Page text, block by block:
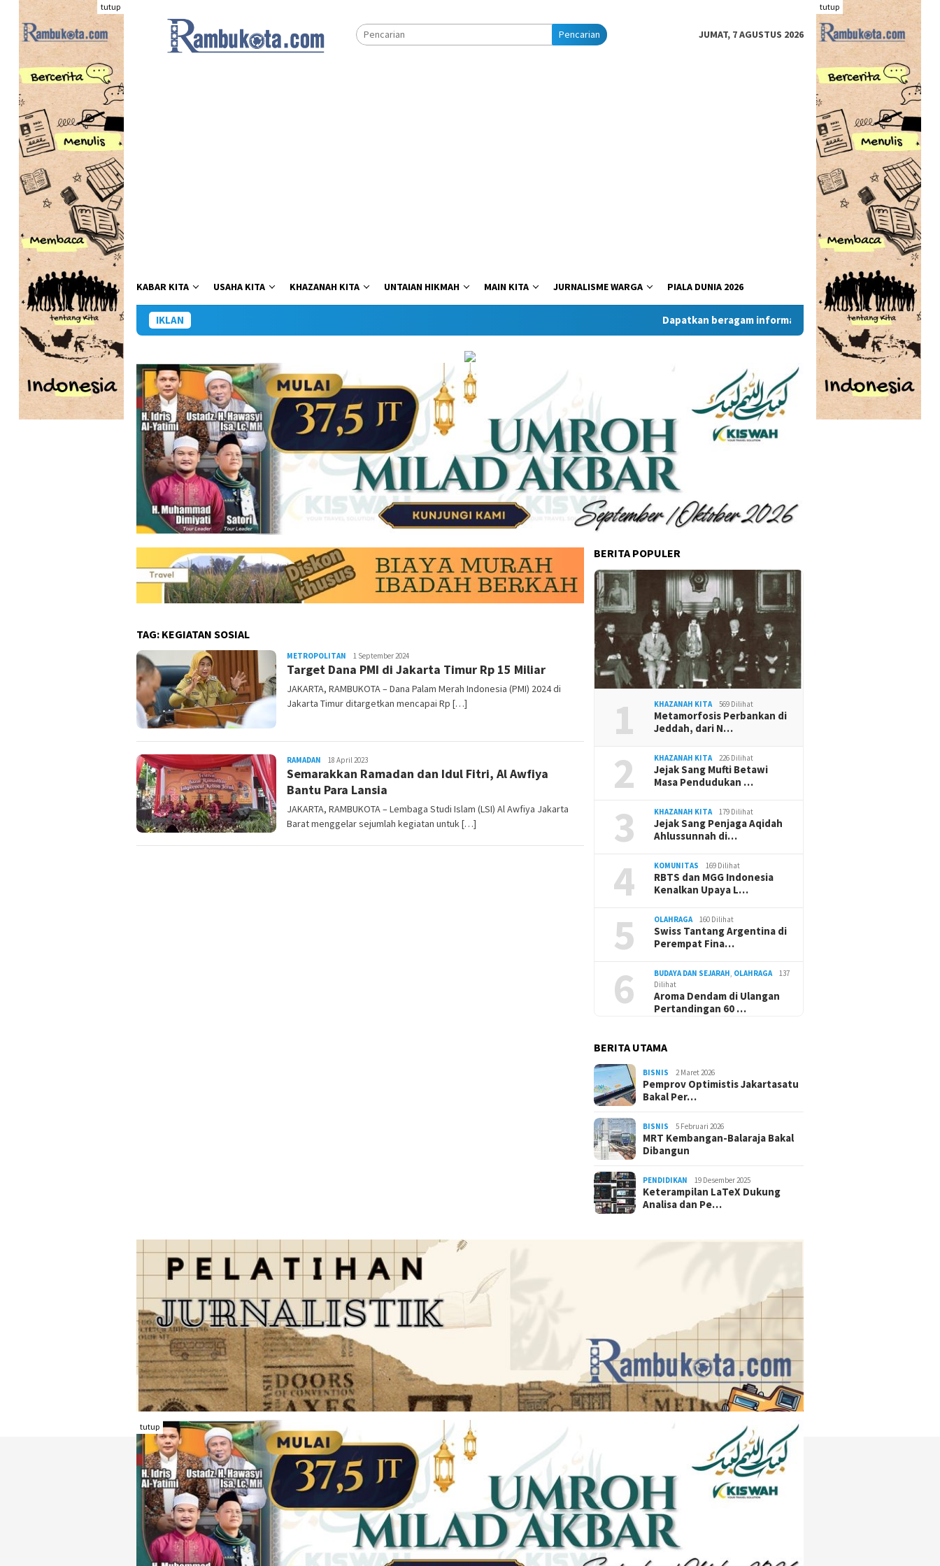
Loncat
konten
tutup tutup
Pencarian JUMAT, 7 AGUSTUS 2026
KABAR KITA USAHA KITA KHAZANAH KITA UNTAIAN HIKMAH MAIN KITA JURNALISME WARGA PIALA DUNIA 2026
IKLAN Dapatkan beragam informasi dan berita menarik dari situs
TAG: KEGIATAN SOSIAL
METROPOLITAN REDAKSI
RAMBUKOTA
1 September 2024
Target Dana PMI di Jakarta Timur Rp 15 Miliar
JAKARTA, RAMBUKOTA – Dana Palam Merah Indonesia (PMI) 2024 di
Jakarta Timur ditargetkan mencapai Rp […]
RAMADAN REDAKSI
RAMBUKOTA
18 April 2023
Semarakkan Ramadan dan Idul Fitri, Al Awfiya
Bantu Para Lansia
JAKARTA, RAMBUKOTA – Lembaga Studi Islam (LSI) Al Awfiya Jakarta
Barat menggelar sejumlah kegiatan untuk […]
BERITA POPULER
1 KHAZANAH KITA 569 Dilihat
Metamorfosis Perbankan di
Jeddah, dari N…
2 KHAZANAH KITA 226 Dilihat
Jejak Sang Mufti Betawi
Masa Pendudukan …
3 KHAZANAH KITA 179 Dilihat
Jejak Sang Penjaga Aqidah
Ahlussunnah di…
4 KOMUNITAS 169 Dilihat
RBTS dan MGG Indonesia
Kenalkan Upaya L…
5 OLAHRAGA 160 Dilihat
Swiss Tantang Argentina di
Perempat Fina…
6 BUDAYA DAN SEJARAH OLAHRAGA
137
Dilihat
Aroma Dendam di Ulangan
Pertandingan 60 …
BERITA UTAMA
BISNIS 2 Maret 2026
Pemprov Optimistis Jakartasatu
Bakal Per…
BISNIS 5 Februari 2026
MRT Kembangan-Balaraja Bakal
Dibangun
PENDIDIKAN 19 Desember 2025
Keterampilan LaTeX Dukung
Analisa dan Pe…
TENTANG RAMBU KOTA REDAKSI
DISCLAIMER
KONTAK KAMI
FORM PENGADUAN
PEDOMAN MEDIA SIBER
KARIR
JARINGAN SOCIAL
Facebook Twitter
Instagram
Linkedin
Youtube
tutup